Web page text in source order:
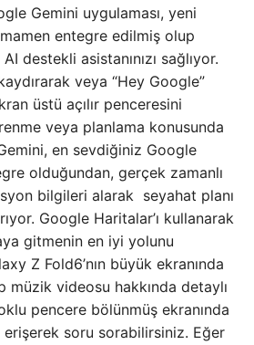
Gemini uygulaması, yeni
entegre edilmiş olup
destekli asistanınızı sağlıyor.
veya “Hey Google”
üstü açılır penceresini
veya planlama konusunda
en sevdiğiniz Google
olduğundan, gerçek zamanlı
bilgileri alarak seyahat planı
Google Haritalar’ı kullanarak
gitmenin en iyi yolunu
Z Fold6’nın büyük ekranında
müzik videosu hakkında detaylı
pencere bölünmüş ekranında
erişerek soru sorabilirsiniz. Eğer